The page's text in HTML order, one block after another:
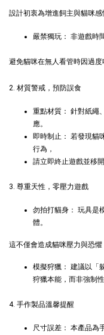
玩具｜毛毛雪
NT$ 289
NT$ 300 TWD
Greenies 健
設計初衷為增進飼主與貓咪感
嚴禁獨玩： 非遊戲時
避免貓咪在無人看管時因過度
2. 材質警戒，預防誤食
重點材質： 針對紙繩
應。
即時制止： 若發現貓
行為，
請立即終止遊戲並移
3. 尊重天性，零壓力遊戲
勿拍打貓身： 玩具是
體。
這不僅會造成貓咪壓力與恐懼
模擬狩獵： 建議以「
狩獵本能，而非強制
4. 手作製品溫馨提醒
尺寸誤差： 本產品為